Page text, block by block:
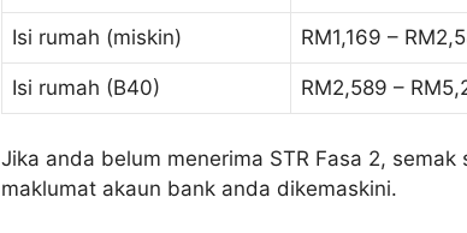
Isi rumah (miskin) RM1,169 –
Isi rumah (B40) RM2,589 –
Jika anda belum menerima STR Fasa 2, semak
maklumat akaun bank anda dikemaskini.